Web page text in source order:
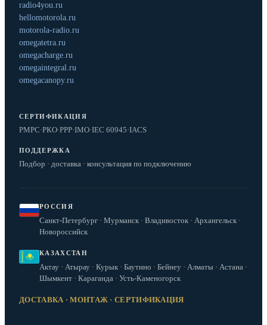
radio4you.ru
hellomotorola.ru
motorola-radio.ru
omegatetra.ru
omegacharge.ru
omegaintegral.ru
omegacanopy.ru
СЕРТИФИКАЦИЯ
РМРС·РКО·РРР·IMO·IEC 60945·IACS
ПОДДЕРЖКА
Подбор · доставка · консультация по подключению
РОССИЯ
Санкт-Петербург · Мурманск · Владивосток · Архангельск ·
Новороссийск
КАЗАХСТАН
Актау · Атырау · Курык · Баутино · Бейнеу · Алматы · Астана ·
Шымкент · Караганда · Усть-Каменогорск
ДОСТАВКА · МОНТАЖ · СЕРТИФИКАЦИЯ